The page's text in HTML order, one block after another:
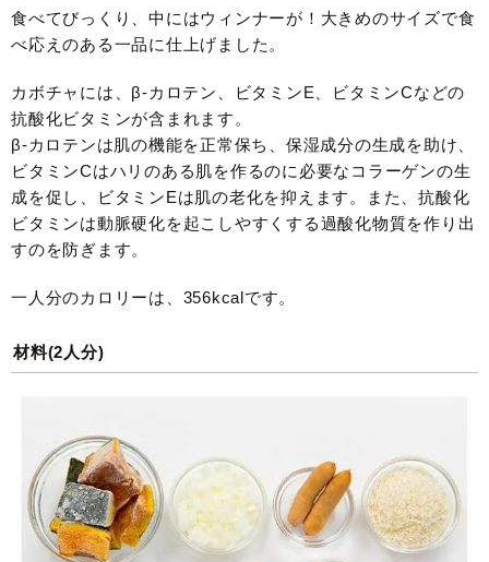
食べてびっくり、中にはウィンナーが！大きめのサイズで食
べ応えのある一品に仕上げました。
カボチャには、β-カロテン、ビタミンE、ビタミンCなどの
抗酸化ビタミンが含まれます。
β-カロテンは肌の機能を正常保ち、保湿成分の生成を助け、
ビタミンCはハリのある肌を作るのに必要なコラーゲンの生
成を促し、ビタミンEは肌の老化を抑えます。また、抗酸化
ビタミンは動脈硬化を起こしやすくする過酸化物質を作り出
すのを防ぎます。
一人分のカロリーは、356kcalです。
材料(2人分)